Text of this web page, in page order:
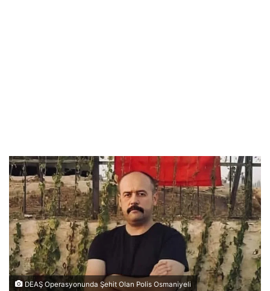
DEAŞ Operasyonunda Şehit Olan Polis Osmaniyeli